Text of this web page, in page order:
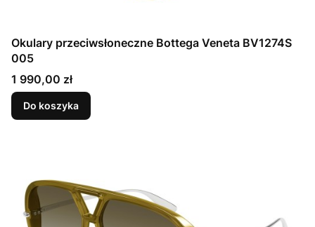
Okulary przeciwsłoneczne Bottega Veneta BV1274S
005
Cena
1 990,00 zł
Do koszyka